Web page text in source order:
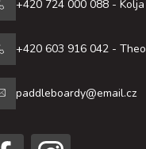
+420 724 000 088 - Kolja
+420 603 916 042 - Theo
paddleboardy@email.cz